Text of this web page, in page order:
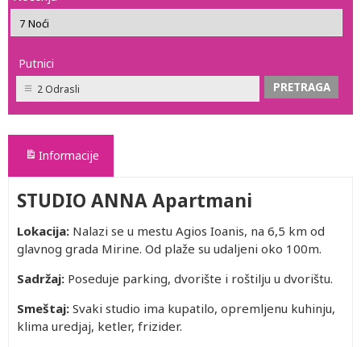
Putnici
2 Odrasli
Informacije
STUDIO ANNA Apartmani
Lokacija: Nalazi se u mestu Agios Ioanis, na 6,5 km od
glavnog grada Mirine. Od plaže su udaljeni oko 100m.
Sadržaj: Poseduje parking, dvorište i roštilju u dvorištu.
Smeštaj: Svaki studio ima kupatilo, opremljenu kuhinju,
klima uredjaj, ketler, frizider.